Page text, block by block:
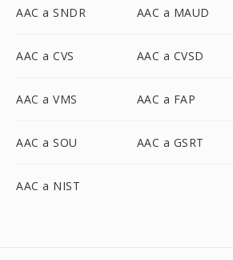
AAC a SNDR AAC a MAUD
AAC a CVS AAC a CVSD
AAC a VMS AAC a FAP
AAC a SOU AAC a GSRT
AAC a NIST